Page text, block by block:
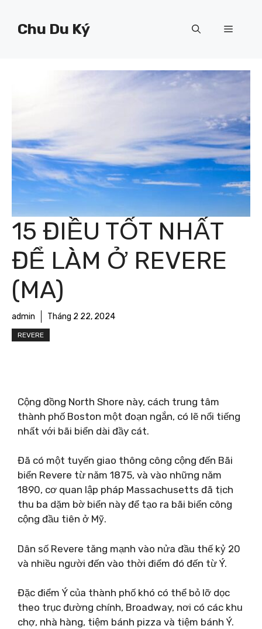
Chu Du Ký Menu
15 ĐIỀU TỐT NHẤT
ĐỂ LÀM Ở REVERE
(MA)
admin Tháng 2 22, 2024
REVERE
Cộng đồng North Shore này, cách trung tâm
thành phố Boston một đoạn ngắn, có lẽ nổi tiếng
nhất với bãi biển dài đầy cát.
Đã có một tuyến giao thông công cộng đến Bãi
biển Revere từ năm 1875, và vào những năm
1890, cơ quan lập pháp Massachusetts đã tịch
thu ba dặm bờ biển này để tạo ra bãi biển công
cộng đầu tiên ở Mỹ.
Dân số Revere tăng mạnh vào nửa đầu thế kỷ 20
và nhiều người đến vào thời điểm đó đến từ Ý.
Đặc điểm Ý của thành phố khó có thể bỏ lỡ dọc
theo trục đường chính, Broadway, nơi có các khu
chợ, nhà hàng, tiệm bánh pizza và tiệm bánh Ý.